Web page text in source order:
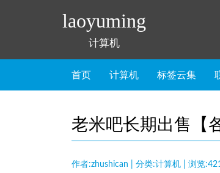
laoyuming
计算机
首页 计算机 标签云集
老米吧长期出售【
作者:zhushican | 分类:计算机 | 浏览